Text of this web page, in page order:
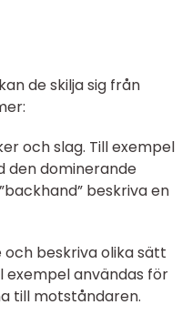
de skilja sig från
och slag. Till exempel
den dominerande
beskriva en
beskriva olika sätt
exempel användas för
till motståndaren.